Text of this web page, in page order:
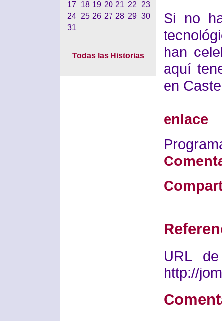
17
18 19 20 21 22
23
24
25 26 27 28 29 30
31
Todas las Historias
Si no
han
aquí
en
enlace
URL
http://